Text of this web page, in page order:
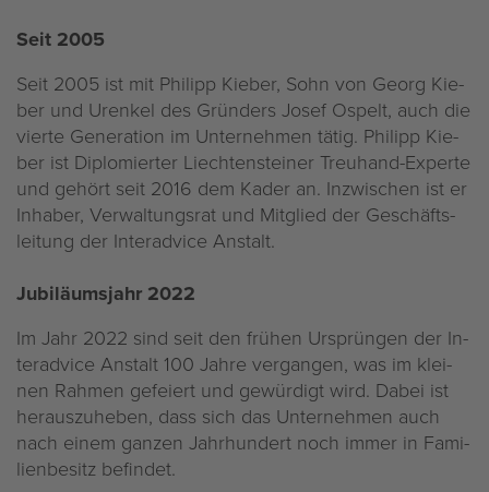
Seit 2005
Seit 2005 ist mit Phil­ipp Kie­ber, Sohn von Georg Kie­
ber und Ur­en­kel des Grün­ders Josef Os­pelt, auch die
vier­te Ge­ne­ra­ti­on im Un­ter­neh­men tätig. Phil­ipp Kie­
ber ist Di­plo­mier­ter Liech­ten­stei­ner Treu­hand-Ex­per­te
und ge­hört seit 2016 dem Kader an. In­zwi­schen ist er
In­ha­ber, Ver­wal­tungs­rat und Mit­glied der Ge­schäfts­
lei­tung der In­terad­vice An­stalt.
Ju­bi­lä­ums­jahr 2022
Im Jahr 2022 sind seit den frü­hen Ur­sprün­gen der In­
terad­vice An­stalt 100 Jahre ver­gan­gen, was im klei­
nen Rah­men ge­fei­ert und ge­wür­digt wird. Dabei ist
her­aus­zu­he­ben, dass sich das Un­ter­neh­men auch
nach einem gan­zen Jahr­hun­dert noch immer in Fa­mi­
li­en­be­sitz be­fin­det.